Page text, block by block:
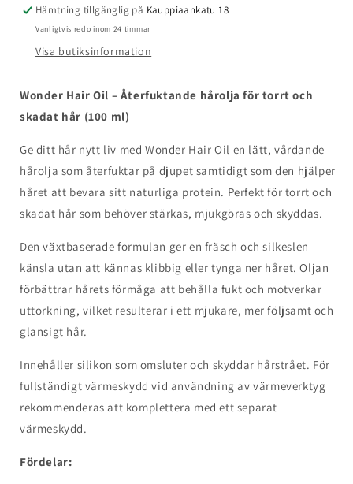
100ml
100ml
Hämtning tillgänglig på Kauppiaankatu 18
Vanligtvis redo inom 24 timmar
Visa butiksinformation
Wonder Hair Oil – Återfuktande hårolja för torrt och
skadat hår (100 ml)
Ge ditt hår nytt liv med Wonder Hair Oil en lätt, vårdande
hårolja som återfuktar på djupet samtidigt som den hjälper
håret att bevara sitt naturliga protein. Perfekt för torrt och
skadat hår som behöver stärkas, mjukgöras och skyddas.
Den växtbaserade formulan ger en fräsch och silkeslen
känsla utan att kännas klibbig eller tynga ner håret. Oljan
förbättrar hårets förmåga att behålla fukt och motverkar
uttorkning, vilket resulterar i ett mjukare, mer följsamt och
glansigt hår.
Innehåller silikon som omsluter och skyddar hårstrået. För
fullständigt värmeskydd vid användning av värmeverktyg
rekommenderas att komplettera med ett separat
värmeskydd.
Fördelar: